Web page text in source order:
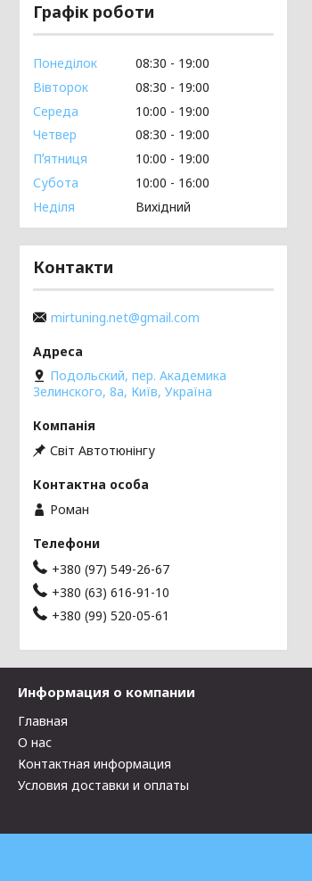
Графік роботи
Понеділок 08:30
19:00
Вівторок
08:30
19:00
Середа
10:00
19:00
Четвер
08:30
19:00
Пʼятниця
10:00
19:00
Субота
10:00
16:00
Неділя
Вихідний
Контакти
mirtuning.net@gmail.com
Подольский, пер. Академика
Зелинского, 8а, Київ, Україна
Світ Автотюнінгу
Роман
+380 (97) 549-26-67
+380 (63) 616-91-10
+380 (99) 520-05-61
Информация о компании
Главная
О нас
Контактная информация
Условия доставки и оплаты